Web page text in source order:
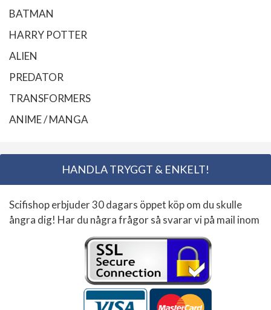
BATMAN
HARRY POTTER
ALIEN
PREDATOR
TRANSFORMERS
ANIME / MANGA
HANDLA TRYGGT & ENKELT!
Scifishop erbjuder 30 dagars öppet köp om du skulle
ångra dig! Har du några frågor så svarar vi på mail inom